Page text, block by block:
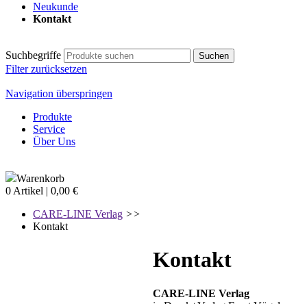
Neukunde
Kontakt
Suchbegriffe
Filter zurücksetzen
Navigation überspringen
Produkte
Service
Über Uns
Warenkorb
0 Artikel | 0,00 €
CARE-LINE Verlag >>
Kontakt
Kontakt
CARE-LINE Verlag